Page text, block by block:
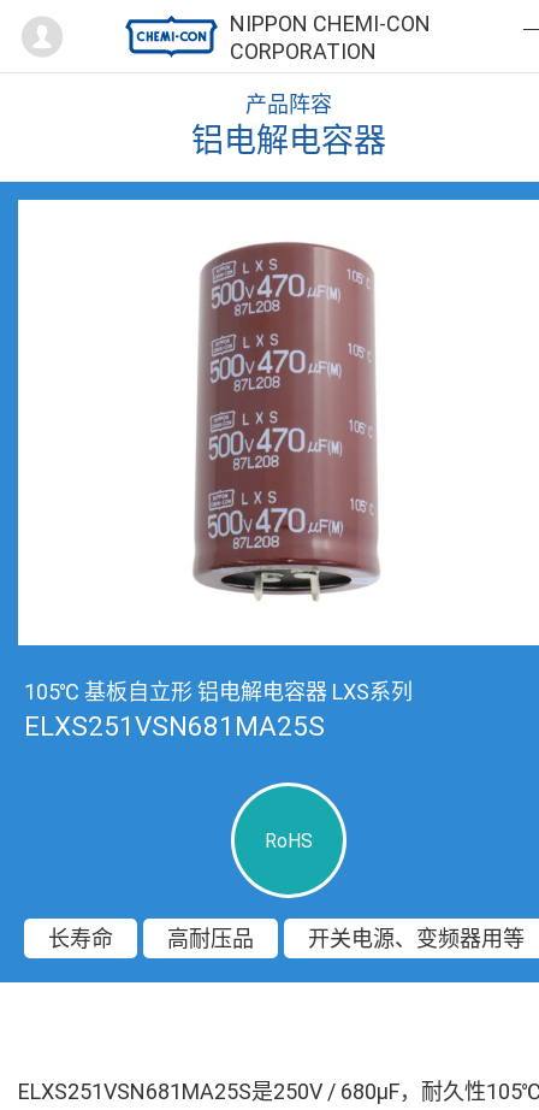
NIPPON CHEMI-CON
CORPORATION
Mypage
产品阵容
铝电解电容器
105℃ 基板自立形 铝电解电容器 LXS系列
ELXS251VSN681MA25S
RoHS
长寿命 高耐压品 开关电源、变频器用等
ELXS251VSN681MA25S是250V / 680µF，耐久性